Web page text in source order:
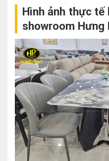
Hình ảnh thực tế
showroom Hưng